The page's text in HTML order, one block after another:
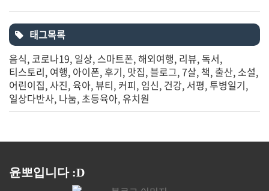
태그목록
음식 코로나19 일상 스마트폰 해외여행 리뷰 독서
티스토리 여행 아이폰 후기 맛집 블로그 7살 책 출산 소설
어린이집 사진 육아 뷰티 커피 임신 건강 서평 투병일기
일상다반사 나눔 초등육아 유치원
윤뽀입니다 :D